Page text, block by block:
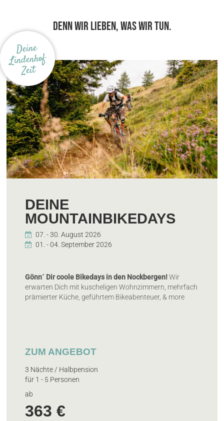
DENN WIR LIEBEN, WAS WIR TUN.
Deine
Lindenhof
Zeit
DEINE
MOUNTAINBIKEDAYS
Gönn´ Dir coole Bikedays in den Nockbergen!Wir
erwarten Dich mit kuscheligen Wohnzimmern, mehrfach
prämierter Küche, geführtem Bikeabenteuer, & more
3 Nächte / Halbpension
für 1 - 5 Personen
ab
363 €
ZUM ANGEBOT